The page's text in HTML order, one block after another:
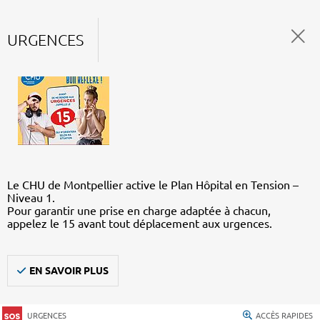
URGENCES
Le CHU de Montpellier active le Plan Hôpital en Tension –
Niveau 1.
Pour garantir une prise en charge adaptée à chacun,
appelez le 15 avant tout déplacement aux urgences.
EN SAVOIR PLUS
URGENCES ACCÈS RAPIDES